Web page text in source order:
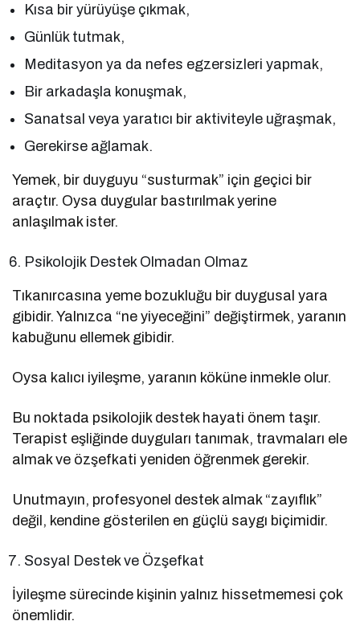
Kısa bir yürüyüşe çıkmak,
Günlük tutmak,
Meditasyon ya da nefes egzersizleri yapmak,
Bir arkadaşla konuşmak,
Sanatsal veya yaratıcı bir aktiviteyle uğraşmak,
Gerekirse ağlamak.
Yemek, bir duyguyu “susturmak” için geçici bir
araçtır. Oysa duygular bastırılmak yerine
anlaşılmak ister.
Psikolojik Destek Olmadan Olmaz
Tıkanırcasına yeme bozukluğu bir duygusal yara
gibidir. Yalnızca “ne yiyeceğini” değiştirmek, yaranın
kabuğunu ellemek gibidir.
Oysa kalıcı iyileşme, yaranın köküne inmekle olur.
Bu noktada psikolojik destek hayati önem taşır.
Terapist eşliğinde duyguları tanımak, travmaları ele
almak ve özşefkati yeniden öğrenmek gerekir.
Unutmayın, profesyonel destek almak “zayıflık”
değil, kendine gösterilen en güçlü saygı biçimidir.
Sosyal Destek ve Özşefkat
İyileşme sürecinde kişinin yalnız hissetmemesi çok
önemlidir.